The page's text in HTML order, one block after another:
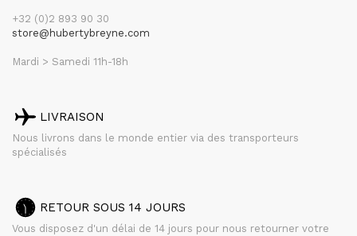
+32 (0)2 893 90 30
store@hubertybreyne.com
Mardi > Samedi 11h-18h
LIVRAISON
Nous livrons dans le monde entier via des transporteurs
spécialisés
RETOUR SOUS 14 JOURS
Vous disposez d'un délai de 14 jours pour nous retourner votre